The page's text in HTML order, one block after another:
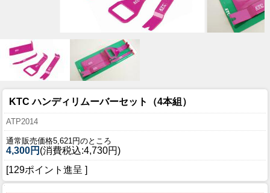
KTC ハンディリムーバーセット（4本組）
ATP2014
通常販売価格5,621円のところ
4,300円 (消費税込:4,730円)
[129ポイント進呈 ]